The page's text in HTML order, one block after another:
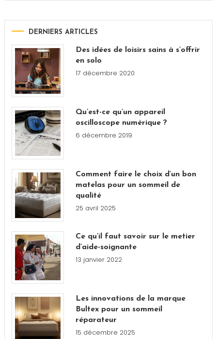
DERNIERS ARTICLES
Des idées de loisirs sains à s’offrir
en solo
17 décembre 2020
Qu’est-ce qu’un appareil
oscilloscope numérique ?
6 décembre 2019
Comment faire le choix d’un bon
matelas pour un sommeil de
qualité
25 avril 2025
Ce qu’il faut savoir sur le metier
d’aide-soignante
13 janvier 2022
Les innovations de la marque
Bultex pour un sommeil
réparateur
15 décembre 2025